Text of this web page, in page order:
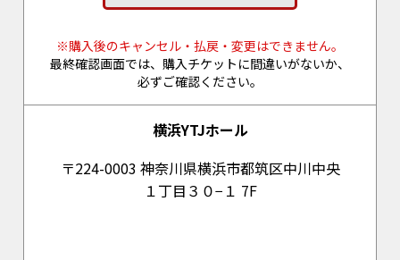
※購入後のキャンセル・払戻・変更はできません。
最終確認画面では、 購入チケットに間違いがないか、
必ずご確認ください。
横浜YTJホール
〒224-0003 神奈川県横浜市都筑区中川中央
１丁目３０−１ 7F